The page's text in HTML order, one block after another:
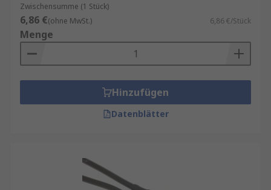
Zwischensumme (1 Stück)
6,86 €(ohne MwSt.) 6,86 €/Stück
Menge
Hinzufügen
Datenblätter